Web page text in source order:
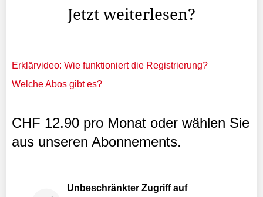
Jetzt weiterlesen?
Erklärvideo: Wie funktioniert die Registrierung?
Welche Abos gibt es?
CHF 12.90 pro Monat oder wählen Sie
aus unseren Abonnements.
Unbeschränkter Zugriff auf